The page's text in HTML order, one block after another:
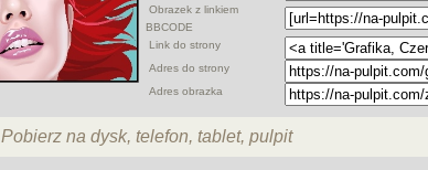
Obrazek z linkiem
BBCODE
Link do strony
Adres do strony
Adres obrazka
Pobierz na dysk, telefon, tablet, pulpit